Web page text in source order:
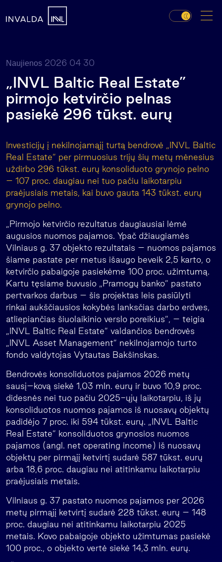
Naujienos 2026 04 30
„INVL Baltic Real Estate”
pirmojo ketvirčio pelnas
pasiekė 296 tūkst. eurų
Investicijų į nekilnojamąjį turtą bendrovė „INVL Baltic
Real Estate” per pirmuosius trijų šių metų mėnesius
uždirbo 296 tūkst. eurų konsoliduoto grynojo pelno
– 107 proc. daugiau nei tuo pačiu laikotarpiu
praėjusiais metais, kai buvo gauta 143 tūkst. eurų
grynojo pelno.
„Pirmojo ketvirčio rezultatus daugiausiai lėmė
augusios nuomos pajamos. Ypač džiaugiamės
Vilniaus g. 37 objekto rezultatais – nuomos pajamos
šiame pastate per metus išaugo beveik 2,5 karto, o
ketvirčio pabaigoje pasiekėme 100 proc. užimtumą.
Kartu tęsiame buvusio „Pramogų banko” pastato
pertvarkos darbus – šis projektas leis pasiūlyti
rinkai aukščiausios kokybės lanksčias darbo erdves,
atliepiančias šiuolaikinio verslo poreikius”, – teigia
„INVL Baltic Real Estate” valdančios bendrovės
„INVL Asset Management” nekilnojamojo turto
fondo valdytojas Vytautas Bakšinskas.
Bendrovės konsoliduotos pajamos 2026 metų
sausį–kovą siekė 1,03 mln. eurų ir buvo 10,9 proc.
didesnės nei tuo pačiu 2025-ųjų laikotarpiu, iš jų
konsoliduotos nuomos pajamos iš nuosavų objektų
padidėjo 7 proc. iki 594 tūkst. eurų. „INVL Baltic
Real Estate” konsoliduotos grynosios nuomos
pajamos (angl. net operating income) iš nuosavų
objektų per pirmąjį ketvirtį sudarė 587 tūkst. eurų
arba 18,6 proc. daugiau nei atitinkamu laikotarpiu
praėjusiais metais.
Vilniaus g. 37 pastato nuomos pajamos per 2026
metų pirmąjį ketvirtį sudarė 228 tūkst. eurų – 148
proc. daugiau nei atitinkamu laikotarpiu 2025
metais. Kovo pabaigoje objekto užimtumas pasiekė
100 proc., o objekto vertė siekė 14,3 mln. eurų.